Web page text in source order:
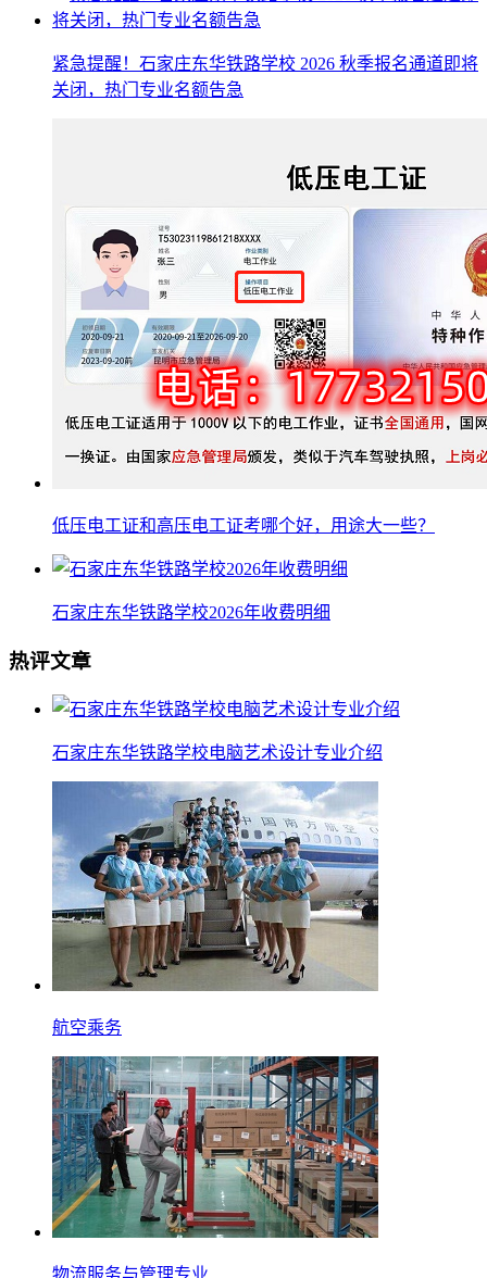
紧急提醒！石家庄东华铁路学校 2026 秋季报名通道即将
关闭，热门专业名额告急
低压电工证和高压电工证考哪个好，用途大一些？
石家庄东华铁路学校2026年收费明细
热评文章
石家庄东华铁路学校电脑艺术设计专业介绍
航空乘务
物流服务与管理专业